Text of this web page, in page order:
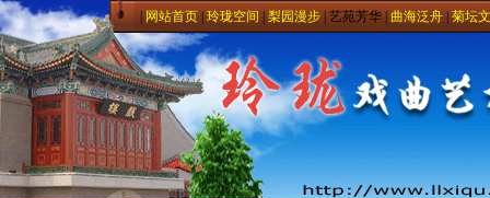
网站首页 玲珑空间 梨园漫步 艺苑芳华 曲海泛舟 菊坛